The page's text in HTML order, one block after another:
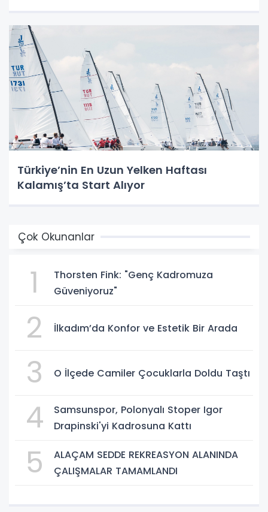
Türkiye’nin En Uzun Yelken Haftası
Kalamış’ta Start Alıyor
Çok Okunanlar
1
Thorsten Fink: "Genç Kadromuza
Güveniyoruz"
2 İlkadım’da Konfor ve Estetik Bir Arada
3 O İlçede Camiler Çocuklarla Doldu Taştı
4
Samsunspor, Polonyalı Stoper Igor
Drapinski'yi Kadrosuna Kattı
5
ALAÇAM SEDDE REKREASYON ALANINDA
ÇALIŞMALAR TAMAMLANDI